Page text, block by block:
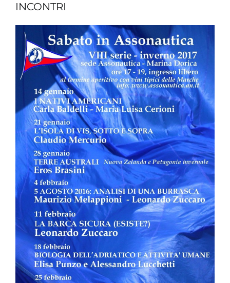
INCONTRI